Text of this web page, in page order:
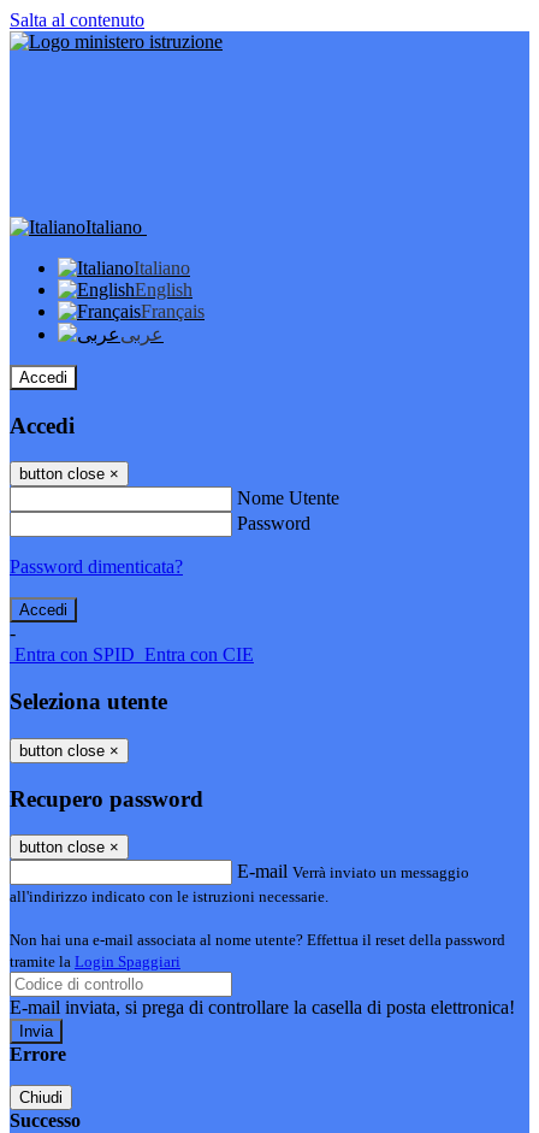
Salta al contenuto
Italiano
Italiano
English
Français
عربى
Accedi
Accedi
button close ×
Nome Utente
Password
Password dimenticata?
-
Entra con SPID Entra con CIE
Seleziona utente
button close ×
Recupero password
button close ×
E-mail Verrà inviato un messaggio
all'indirizzo indicato con le istruzioni necessarie.
Non hai una e-mail associata al nome utente? Effettua il reset della password
tramite la Login Spaggiari
E-mail inviata, si prega di controllare la casella di posta elettronica!
Errore
Chiudi
Successo